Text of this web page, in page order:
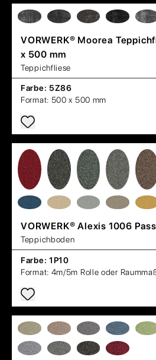
VORWERK® Moorea
x 500 mm
Teppichfliese
Farbe: 5Z86
Format: 500 x 500 mm
VORWERK® Alexis 1006
Teppichboden
Farbe: 1P10
Format: 4m/5m Rolle oder